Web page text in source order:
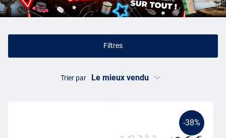
Filtres
Trier par
-38%